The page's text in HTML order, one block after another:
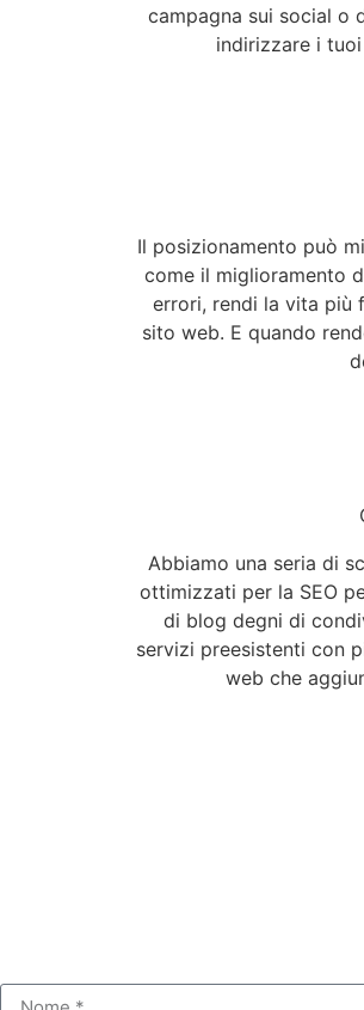
campagna sui social o
indirizzare i
Il posizionamento può
come il miglioramento
errori, rendi la vita più
sito web. E quando
Abbiamo una seria di
ottimizzati per la SEO
di blog degni di
servizi preesistenti con
web che